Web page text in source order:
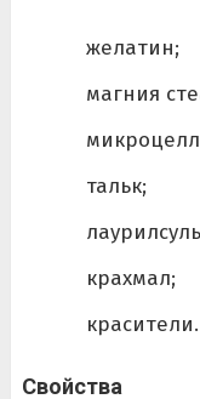
желатин;
магния
тальк;
крахмал;
красители.
Свойства